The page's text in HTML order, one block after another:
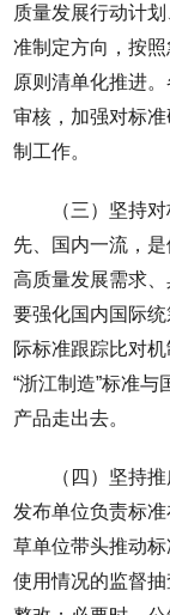
质量发展行动计
准制定方向，按
原则清单化推进
审核，加强对标
制工作。
（三）坚持
先、国内一流，
高质量发展需求
要强化国内国际
际标准跟踪比对
“浙江制造”标准与
产品走出去。
（四）坚持
发布单位负责标
草单位带头推动
使用情况的监督